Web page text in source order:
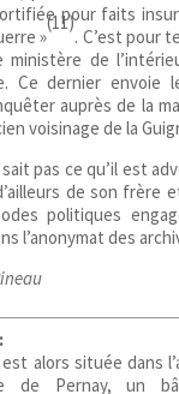
pour faits
»
(11)
. C’est pour
ministère de
Ce dernier envoie
auprès de la
voisinage de la
pas ce qu’il est
de son frère
politiques
l’anonymat des
alors située dans
de Pernay, un